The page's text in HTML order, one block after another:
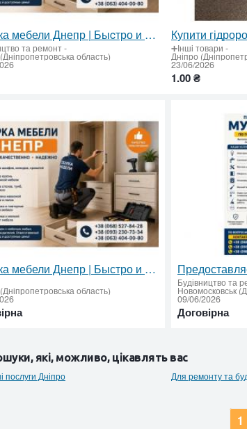
Сбopка мебели Днепр | Быcтро и качественно
та ремонт-
область)
➕Інші товари -
Дніпро
23/06/2026
1.00 ₴
Сборка мебели Днепр | Быстро и качественно
область)
Будівництво та
Новомосковськ
09/06/2026
Договірна
які, можливо, цікавлять вас
послуги Дніпро Для ремонту та
1